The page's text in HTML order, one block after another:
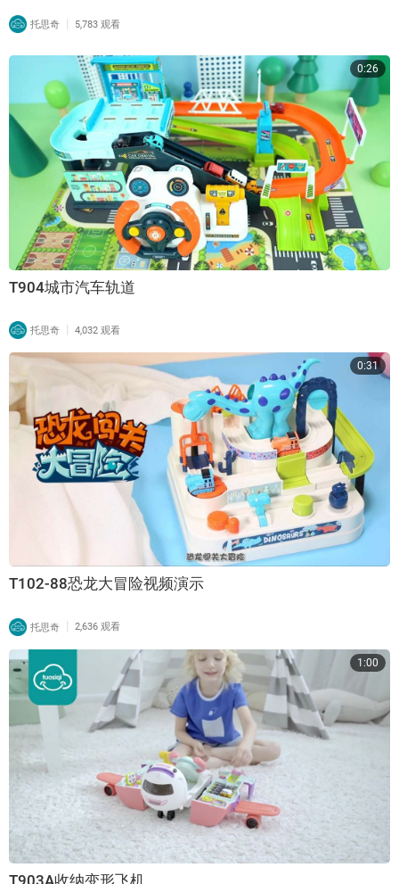
托思奇 | 5,783 观看
0:26
T904城市汽车轨道
托思奇 | 4,032 观看
0:31
T102-88恐龙大冒险视频演示
托思奇 | 2,636 观看
1:00